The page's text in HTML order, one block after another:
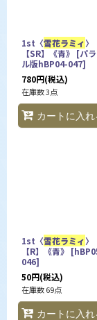
1st〈雪花ラミィ〉
【SR】《青》 [パ
ル版hBP04-047]
780円(税込)
在庫数 3点
カートに入れ
1st〈雪花ラミィ〉
【R】《青》 [
046]
50円(税込)
在庫数 69点
カートに入れ